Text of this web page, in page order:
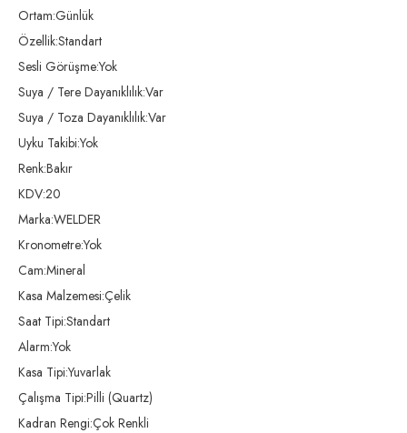
Ortam:Günlük
Özellik:Standart
Sesli Görüşme:Yok
Suya / Tere Dayanıklılık:Var
Suya / Toza Dayanıklılık:Var
Uyku Takibi:Yok
Renk:Bakır
KDV:20
Marka:WELDER
Kronometre:Yok
Cam:Mineral
Kasa Malzemesi:Çelik
Saat Tipi:Standart
Alarm:Yok
Kasa Tipi:Yuvarlak
Çalışma Tipi:Pilli (Quartz)
Kadran Rengi:Çok Renkli